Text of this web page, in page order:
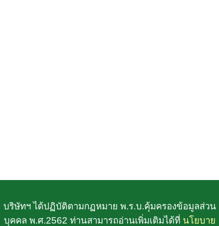
บริษัทฯ ได้ปฏิบัติตามกฏหมาย พ.ร.บ.คุ้มครองข้อมูลส่วน
บุคคล พ.ศ.2562 ท่านสามารถอ่านเพิ่มเติมได้ที่ นโยบาย